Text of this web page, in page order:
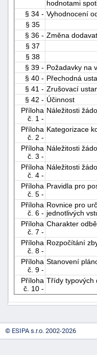
hodnotami
§ 34 - Vyhodnocení
§ 35
§ 36 - Změna
§ 37
§ 38
§ 39 - Požadavky na
§ 40 - Přechodná
§ 41 - Zrušovací
§ 42 - Účinnost
Příloha
č. 1 -
Náležitosti
Příloha
č. 2 -
Kategorizace
Příloha
č. 3 -
Náležitosti
Příloha
č. 4 -
Náležitosti
Příloha
č. 5 -
Pravidla pro
Příloha
č. 6 -
Rovnice pro
jednotlivých
Příloha
č. 7 -
Charakter
Příloha
č. 8 -
Rozpočítání
Příloha
č. 9 -
Stanovení
Příloha
č. 10 -
Třídy typových
© ESIPA s.r.o. 2002-2026